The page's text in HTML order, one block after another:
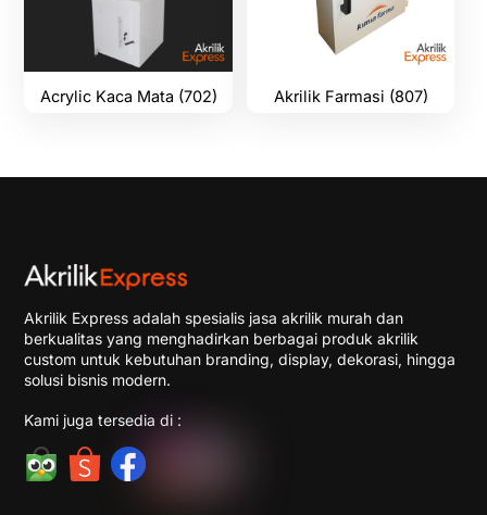
Acrylic Kaca Mata (702) Akrilik Farmasi (807)
Akrilik Express adalah spesialis jasa akrilik murah dan
berkualitas yang menghadirkan berbagai produk akrilik
custom untuk kebutuhan branding, display, dekorasi, hingga
solusi bisnis modern.
Kami juga tersedia di :